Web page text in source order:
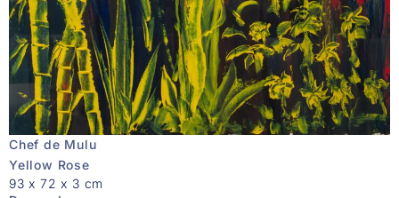
Chef de Mulu
Yellow Rose
93 x 72 x 3 cm